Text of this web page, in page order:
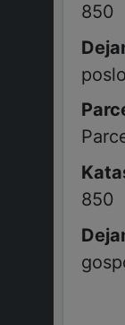
850
850